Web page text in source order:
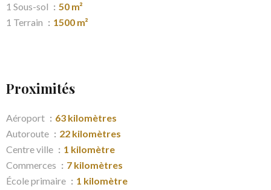
1 Sous-sol
50 m²
1 Terrain
1500 m²
Proximités
Aéroport
63 kilomètres
Autoroute
22 kilomètres
Centre ville
1 kilomètre
Commerces
7 kilomètres
École primaire
1 kilomètre